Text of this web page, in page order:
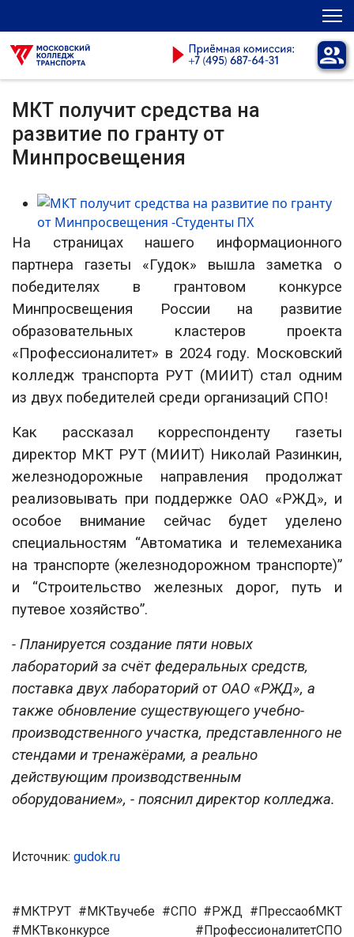
МКТ получит средства на
развитие по гранту от
Минпросвещения
На страницах нашего информационного
партнера газеты «Гудок» вышла заметка о
победителях в грантовом конкурсе
Минпросвещения России на развитие
образовательных кластеров проекта
«Профессионалитет» в 2024 году. Московский
колледж транспорта РУТ (МИИТ) стал одним
из двух победителей среди организаций СПО!
Как рассказал корреспонденту газеты
директор МКТ РУТ (МИИТ) Николай Разинкин,
железнодорожные направления продолжат
реализовывать при поддержке ОАО «РЖД», и
особое внимание сейчас будет уделено
специальностям “Автоматика и телемеханика
на транспорте (железнодорожном транспорте)”
и “Строительство железных дорог, путь и
путевое хозяйство”.
- Планируется создание пяти новых
лабораторий за счёт федеральных средств,
поставка двух лабораторий от ОАО «РЖД», а
также обновление существующего учебно-
производственного участка, представленного не
стендами и тренажёрами, а реально
действующим производственным
оборудованием», - пояснил директор колледжа.
Источник: gudok.ru
#МКТРУТ #МКТвучебе #СПО #РЖД #ПрессаобМКТ
#МКТвконкурсе #ПрофессионалитетСПО